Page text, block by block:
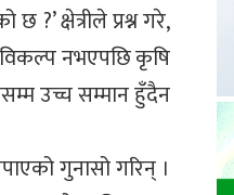
क्षेत्रीले प्रश्न गरे,
विकल्प नभएपछि कृषि
उच्च सम्मान हुँदैन
गुनासो गरिन् ।